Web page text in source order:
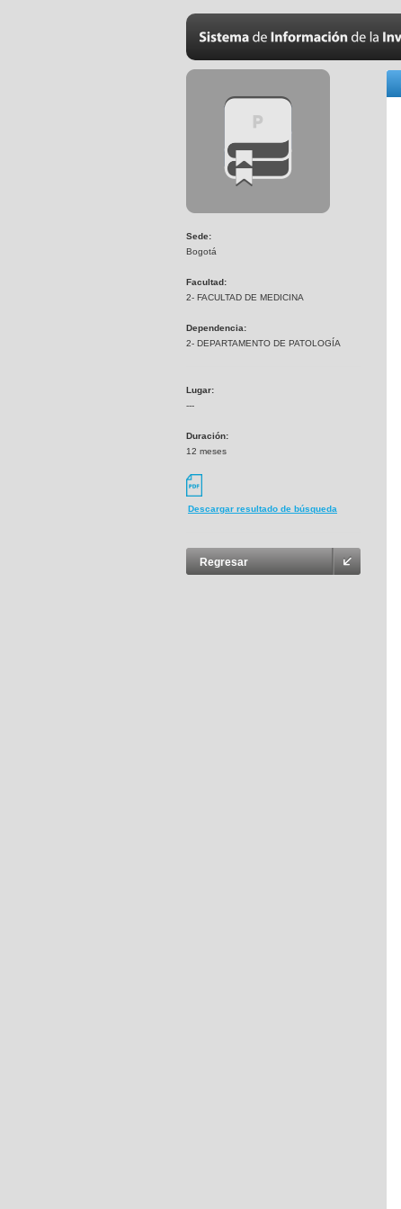
Sede:
Bogotá
Facultad:
2- FACULTAD DE MEDICINA
Dependencia:
2- DEPARTAMENTO DE PATOLOGÍA
Lugar:
---
Duración:
12 meses
Descargar resultado de búsqueda
Regresar